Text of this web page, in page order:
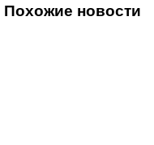
Похожие новости